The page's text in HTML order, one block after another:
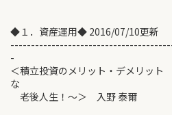
◆１．資産運用◆ 2016/07/10更新
-
＜積立投資のメリット・デメリット
な
老後人生！～＞ 入野 泰爾